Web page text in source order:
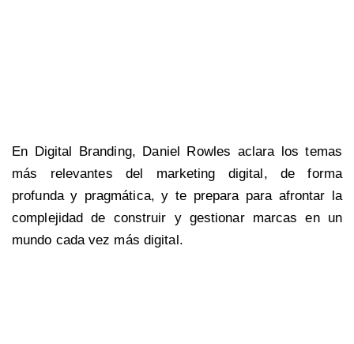
En Digital Branding, Daniel Rowles aclara los temas
más relevantes del marketing digital, de forma
profunda y pragmática, y te prepara para afrontar la
complejidad de construir y gestionar marcas en un
mundo cada vez más digital.